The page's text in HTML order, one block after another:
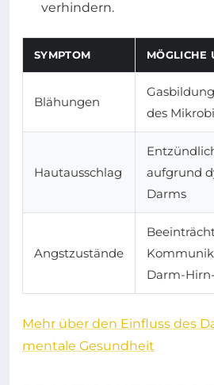
verhindern.
SYMPTOM MÖGLICHE
Blähungen
des
Hautausschlag
aufgrund
Darms
Angstzustände
Darm-
Mehr über den Einfluss des
mentale Gesundheit